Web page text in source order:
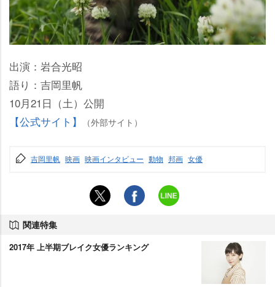
出演：岩合光昭
語り：吉岡里帆
10月21日（土）公開
【公式サイト】
（外部サイト）
吉岡里帆 映画 映画インタビュー 動物 邦画 女優
関連特集
2017年 上半期ブレイク女優ランキング